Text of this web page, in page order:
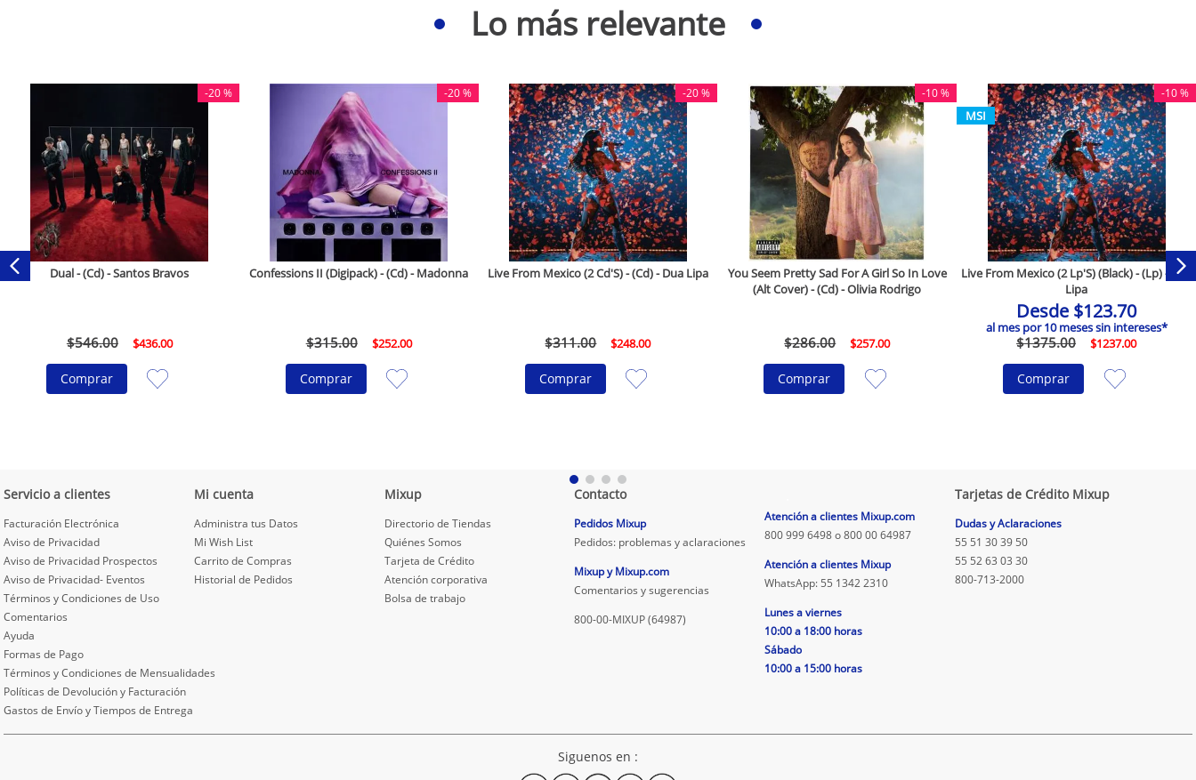
Lo más relevante
-20 %
Dual - (Cd) - Santos Bravos
$546.00 $436.00
Comprar
-20 %
Confessions II (Digipack) - (Cd) - Madonna
$315.00 $252.00
Comprar
-20 %
Live From Mexico (2 Cd'S) - (Cd) - Dua Lipa
$311.00 $248.00
Comprar
-10 %
You Seem Pretty Sad For A Girl So In Love
(Alt Cover) - (Cd) - Olivia Rodrigo
$286.00 $257.00
Comprar
MSI
-10 %
Live From Mexico (2 Lp'S) (Black) - (Lp) - Dua
Lipa
Desde $123.70
al mes por10meses sin intereses*
$1375.00 $1237.00
Comprar
Servicio a clientes
Facturación Electrónica
Aviso de Privacidad
Aviso de Privacidad Prospectos
Aviso de Privacidad- Eventos
Términos y Condiciones de Uso
Comentarios
Ayuda
Formas de Pago
Términos y Condiciones de Mensualidades
Políticas de Devolución y Facturación
Gastos de Envío y Tiempos de Entrega
Mi cuenta
Administra tus Datos
Mi Wish List
Carrito de Compras
Historial de Pedidos
Mixup
Directorio de Tiendas
Quiénes Somos
Tarjeta de Crédito
Atención corporativa
Bolsa de trabajo
Contacto
Pedidos Mixup
Pedidos: problemas y aclaraciones
Mixup y Mixup.com
Comentarios y sugerencias
800-00-MIXUP (64987)
Atención a clientes Mixup.com
800 999 6498 o 800 00 64987
Atención a clientes Mixup
WhatsApp: 55 1342 2310
Lunes a viernes
10:00 a 18:00 horas
Sábado
10:00 a 15:00 horas
Tarjetas de Crédito Mixup
Dudas y Aclaraciones
55 51 30 39 50
55 52 63 03 30
800-713-2000
Siguenos en :